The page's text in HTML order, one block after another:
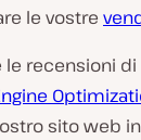
le vostre
le recensioni
sito web